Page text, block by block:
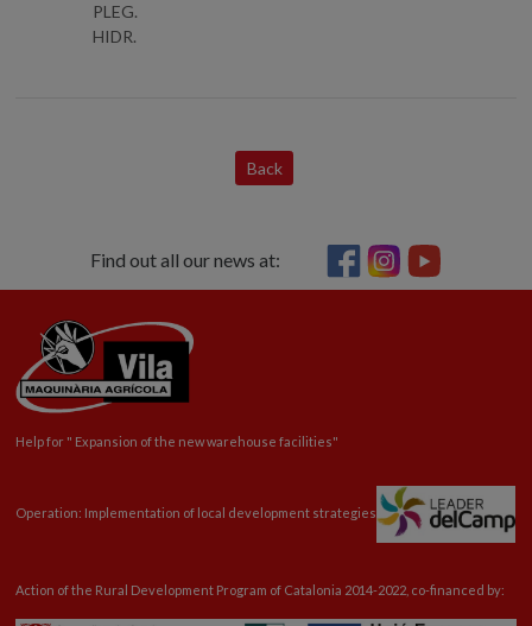
PLEG.
HIDR.
Back
Find out all our news at:
Help for " Expansion of the new warehouse facilities"
Operation: Implementation of local development strategies
Action of the Rural Development Program of Catalonia 2014-2022, co-financed by: